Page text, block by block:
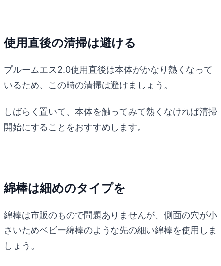
使用直後の清掃は避ける
プルームエス2.0使用直後は本体がかなり熱くなって
いるため、この時の清掃は避けましょう。
しばらく置いて、本体を触ってみて熱くなければ清掃
開始にすることをおすすめします。
綿棒は細めのタイプを
綿棒は市販のもので問題ありませんが、側面の穴が小
さいためベビー綿棒のような先の細い綿棒を使用しま
しょう。